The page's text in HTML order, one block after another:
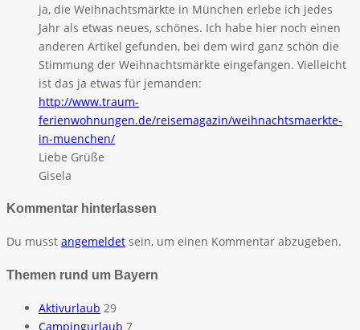
ja, die Weihnachtsmärkte in München erlebe ich jedes
Jahr als etwas neues, schönes. Ich habe hier noch einen
anderen Artikel gefunden, bei dem wird ganz schön die
Stimmung der Weihnachtsmärkte eingefangen. Vielleicht
ist das ja etwas für jemanden:
http://www.traum-
ferienwohnungen.de/reisemagazin/weihnachtsmaerkte-
in-muenchen/
Liebe Grüße
Gisela
Kommentar hinterlassen
Du musst angemeldet sein, um einen Kommentar abzugeben.
Themen rund um Bayern
Aktivurlaub 29
Campingurlaub 7